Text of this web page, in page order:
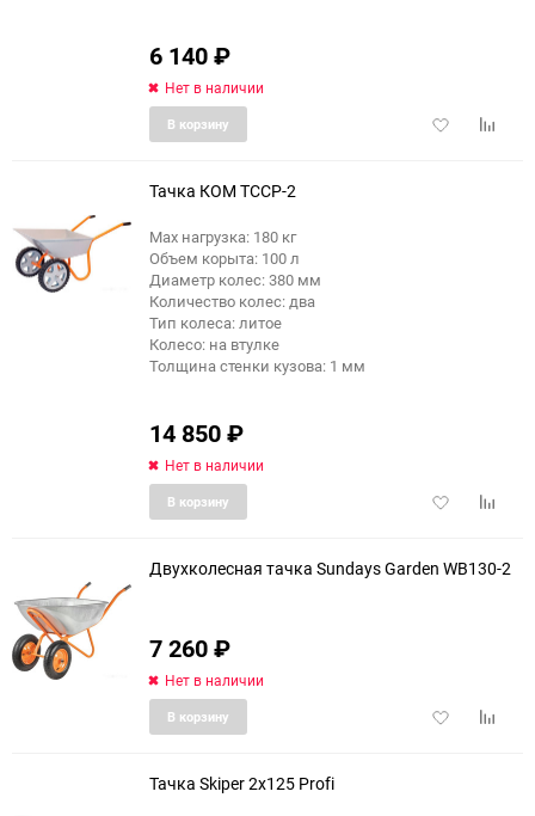
6 140₽
Нет в наличии
Добавить
В корзину
Тачка КОМ ТССР-2
Max нагрузка: 180 кг
Объем корыта: 100 л
Диаметр колес: 380 мм
Количество колес: два
Тип колеса: литое
Колесо: на втулке
Толщина стенки кузова: 1 мм
14 850₽
Нет в наличии
Добавить
В корзину
Двухколесная тачка Sundays Garden WB130-2
7 260₽
Нет в наличии
Добавить
В корзину
Тачка Skiper 2х125 Profi